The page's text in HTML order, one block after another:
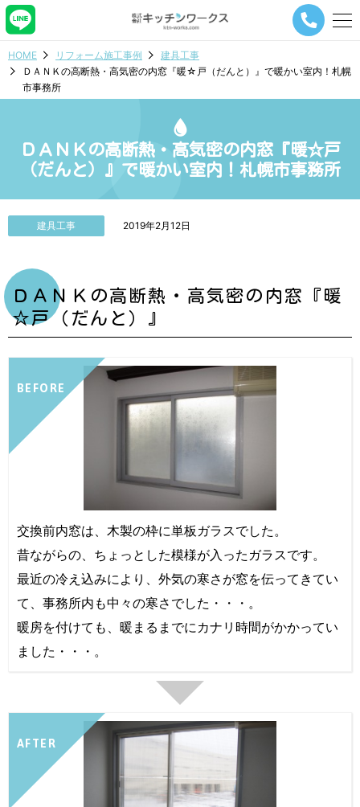
メ
ー
ビ
タ
HOME リフォーム施工事例
建具工事
ＤＡＮＫの高断熱・高気密の内窓『暖☆戸（だんと）』で暖かい室内！札幌
市事務所
ＤＡＮＫの高断熱・高気密の内窓『暖☆戸
（だんと）』で暖かい室内！札幌市事務所
建具工事 2019年2月12日
ＤＡＮＫの高断熱・高気密の内窓『暖
☆戸（だんと）』
BEFORE
交換前内窓は、木製の枠に単板ガラスでした。
昔ながらの、ちょっとした模様が入ったガラスです。
最近の冷え込みにより、外気の寒さが窓を伝ってきてい
て、事務所内も中々の寒さでした・・・。
暖房を付けても、暖まるまでにカナリ時間がかかってい
ました・・・。
AFTER